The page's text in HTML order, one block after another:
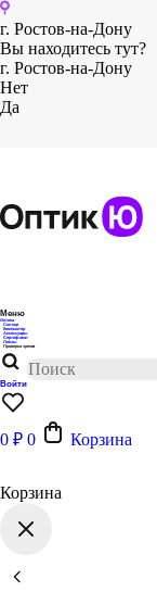
Перейти
к
содержимому
г. Ростов-на-Дону
Вы находитесь тут?
г. Ростов-на-Дону
Нет
Да
Меню
Оптика
Солнце
Компьютер
Аксессуары
Сертификат
Линзы
Проверка зрения
товаров
Войти
0 ₽ 0 Корзина
Корзина